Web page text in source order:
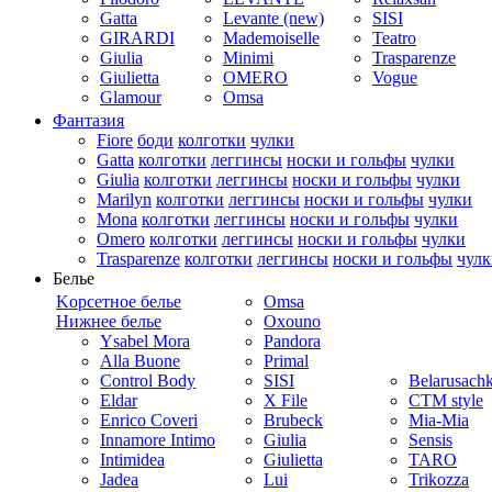
Gatta
GIRARDI
Giulia
Giulietta
Glamour
Levante (new)
Mademoiselle
Minimi
OMERO
Omsa
SISI
Teatro
Trasparenze
Vogue
Фантазия
Fiore боди колготки чулки
Gatta колготки леггинсы носки и гольфы чулки
Giulia колготки леггинсы носки и гольфы чулки
Marilyn колготки леггинсы носки и гольфы чулки
Mona колготки леггинсы носки и гольфы чулки
Omero колготки леггинсы носки и гольфы чулки
Trasparenze колготки леггинсы носки и гольфы
Белье
Kорсетное белье
Нижнее белье
Ysabel Mora
Alla Buone
Control Body
Eldar
Enrico Coveri
Innamore Intimo
Intimidea
Jadea
Omsa
Oxouno
Pandora
Primal
SISI
X File
Brubeck
Giulia
Giulietta
Lui
CTM style
Mia-Mia
Sensis
TARO
Trikozza